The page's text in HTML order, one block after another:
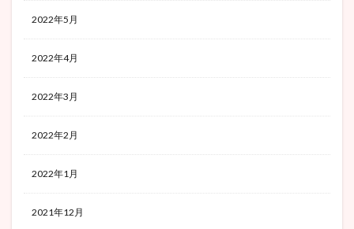
2022年5月
2022年4月
2022年3月
2022年2月
2022年1月
2021年12月